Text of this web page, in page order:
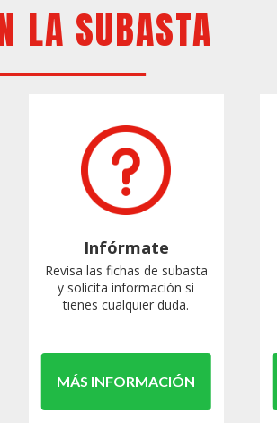
LA SUBASTA
Infórmate
Revisa las fichas de subasta
y solicita información si
tienes cualquier duda.
MÁS INFORMACIÓN